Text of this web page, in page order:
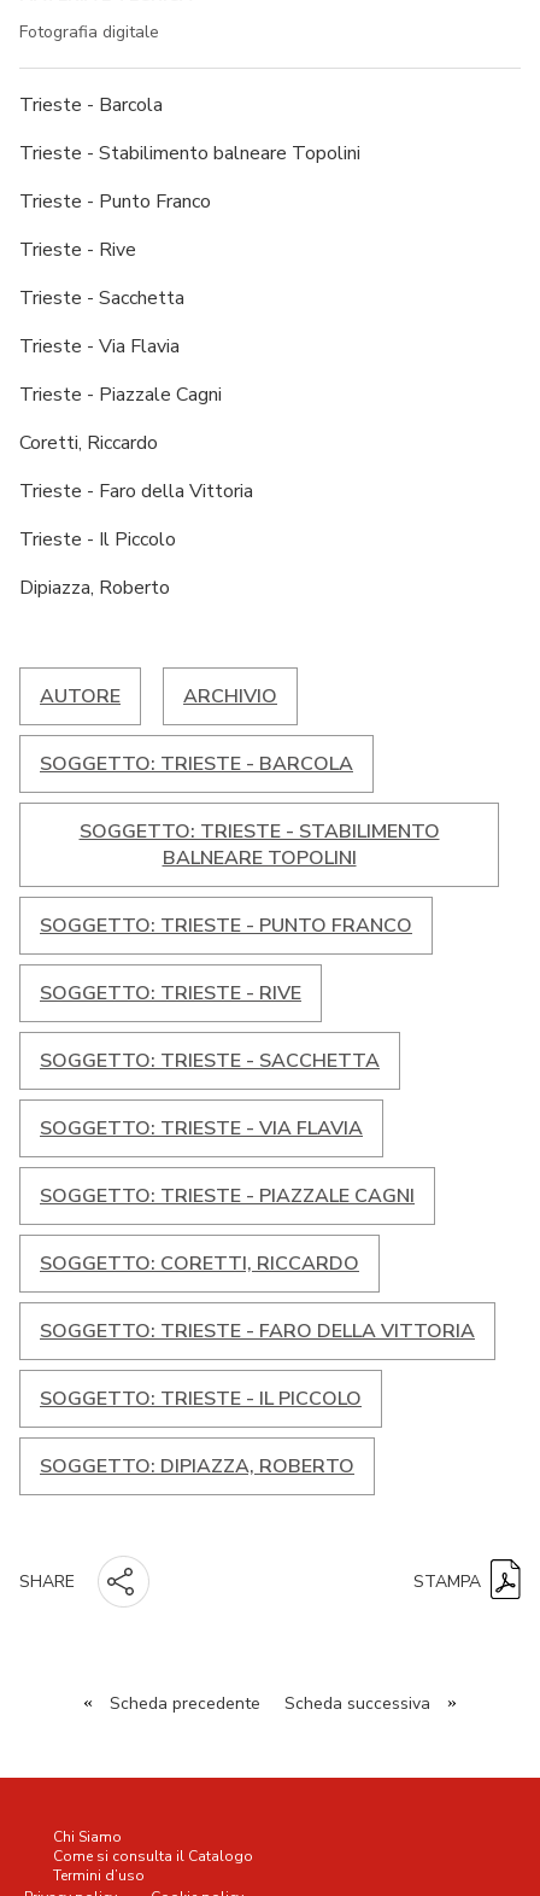
Fotografia digitale
Trieste - Barcola
Trieste - Stabilimento balneare Topolini
Trieste - Punto Franco
Trieste - Rive
Trieste - Sacchetta
Trieste - Via Flavia
Trieste - Piazzale Cagni
Coretti, Riccardo
Trieste - Faro della Vittoria
Trieste - Il Piccolo
Dipiazza, Roberto
AUTORE ARCHIVIO
SOGGETTO: TRIESTE - BARCOLA
SOGGETTO: TRIESTE - STABILIMENTO
BALNEARE TOPOLINI
SOGGETTO: TRIESTE - PUNTO FRANCO
SOGGETTO: TRIESTE - RIVE
SOGGETTO: TRIESTE - SACCHETTA
SOGGETTO: TRIESTE - VIA FLAVIA
SOGGETTO: TRIESTE - PIAZZALE CAGNI
SOGGETTO: CORETTI, RICCARDO
SOGGETTO: TRIESTE - FARO DELLA VITTORIA
SOGGETTO: TRIESTE - IL PICCOLO
SOGGETTO: DIPIAZZA, ROBERTO
SHARE STAMPA
« Scheda precedente Scheda successiva »
Chi Siamo
Come si consulta il Catalogo
Termini d’uso